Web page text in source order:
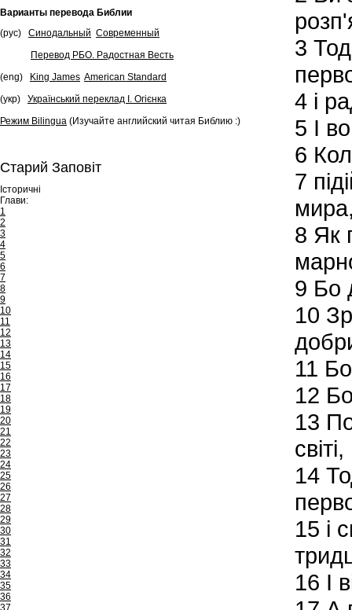
Варианты перевода Библии
(рус)
Синодальный Современный
Перевод РБО. Радостная Весть
(eng)
King James American Standard
(укр)
Український переклад І. Огієнка
Режим Bilingua (Изучайте английский читая Библию :)
Старий Заповіт
Історичні
Глави:
1
2
3
4
5
6
7
8
9
10
11
12
13
14
15
16
17
18
19
20
21
22
23
24
25
26
27
28
29
30
31
32
33
34
35
36
37
3
4 і
5 І
6
7
8 Як
9 Бо
10
11
12
13
14
15 і
16 І